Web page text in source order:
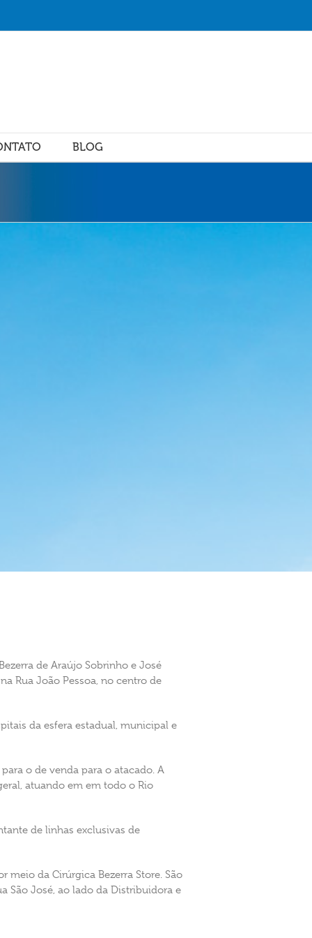
BLOG
de Araújo Sobrinho e José
Rua João Pessoa, no centro de
da esfera estadual, municipal e
o de venda para o atacado. A
atuando em em todo o Rio
de linhas exclusivas de
meio da Cirúrgica Bezerra Store. São
São José, ao lado da Distribuidora e